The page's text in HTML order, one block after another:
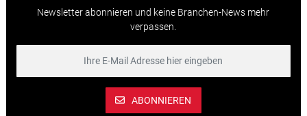
Newsletter abonnieren und keine Branchen-News mehr
verpassen.
ABONNIEREN